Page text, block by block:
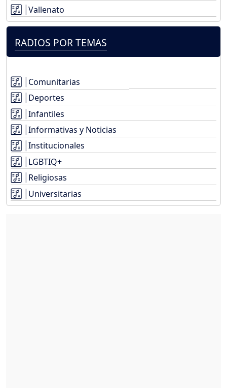
Vallenato
RADIOS POR TEMAS
Comunitarias
Deportes
Infantiles
Informativas y Noticias
Institucionales
LGBTIQ+
Religiosas
Universitarias